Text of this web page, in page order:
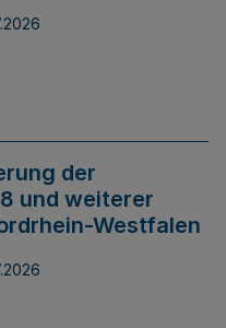
der
und weiterer
Westfalen